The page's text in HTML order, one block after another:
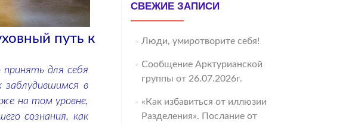
путь к
для себя
заблудившимся в
на том уровне,
сознания, как
СВЕЖИЕ ЗАПИСИ
Люди, умиротворите себя!
Сообщение Арктурианской
группы от 26.07.2026г.
«Как избавиться от иллюзии
Разделения». Послание от